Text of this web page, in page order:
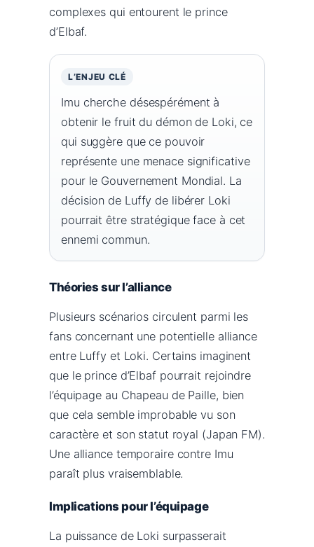
complexes qui entourent le prince
d’Elbaf.
L’ENJEU CLÉ
Imu cherche désespérément à
obtenir le fruit du démon de Loki, ce
qui suggère que ce pouvoir
représente une menace significative
pour le Gouvernement Mondial. La
décision de Luffy de libérer Loki
pourrait être stratégique face à cet
ennemi commun.
Théories sur l’alliance
Plusieurs scénarios circulent parmi les
fans concernant une potentielle alliance
entre Luffy et Loki. Certains imaginent
que le prince d’Elbaf pourrait rejoindre
l’équipage au Chapeau de Paille, bien
que cela semble improbable vu son
caractère et son statut royal (Japan FM).
Une alliance temporaire contre Imu
paraît plus vraisemblable.
Implications pour l’équipage
La puissance de Loki surpasserait